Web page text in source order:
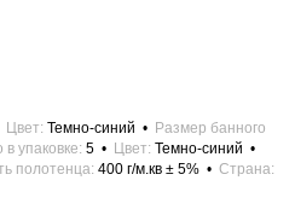
Цвет Темно-синий
Размер банного
в упаковке 5 Цвет Темно-синий
полотенца 400 г/м.кв ± 5%
Страна